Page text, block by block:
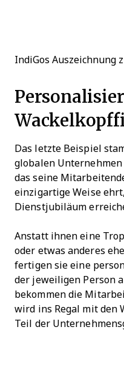
IndiGos Auszeichnung
Das letzte Beispiel
globalen
das seine
einzigartige Weise
Dienstjubiläum
Anstatt ihnen eine
oder etwas anderes
fertigen sie eine
der jeweiligen Person
bekommen die
wird ins Regal mit den
Teil der